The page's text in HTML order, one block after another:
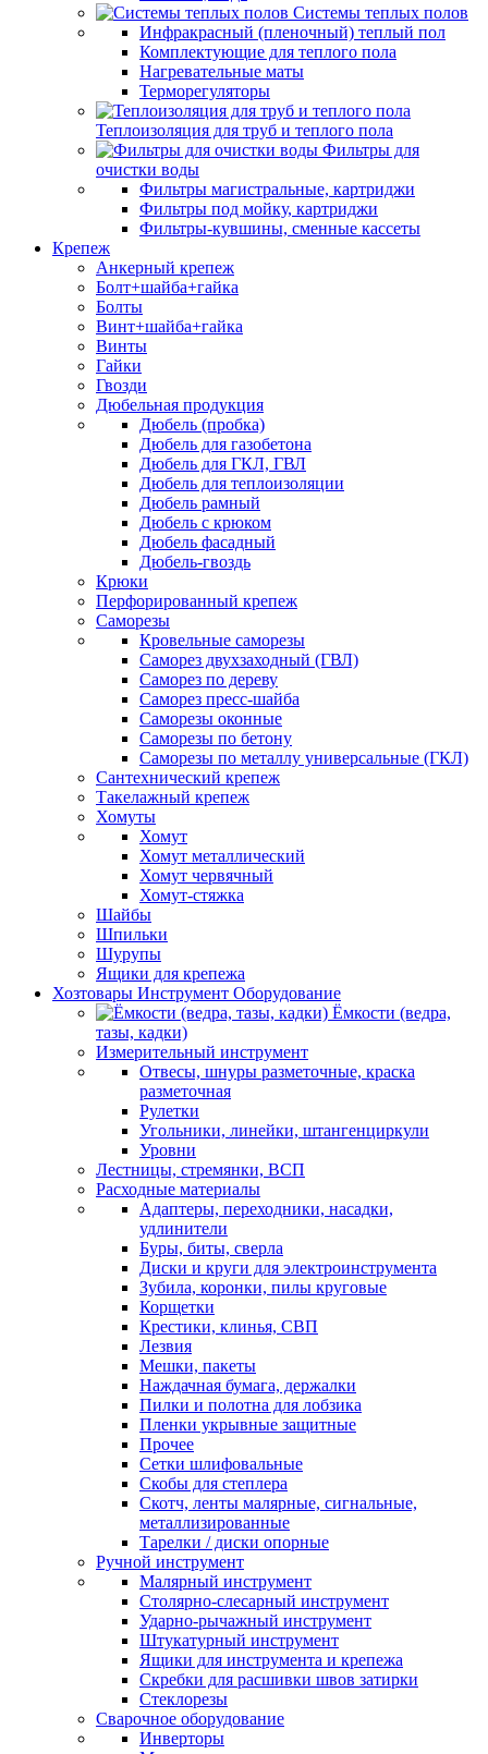
Системы теплых полов
Инфракрасный (пленочный) теплый пол
Комплектующие для теплого пола
Нагревательные маты
Терморегуляторы
Теплоизоляция для труб и теплого пола
Фильтры для
очистки воды
Фильтры магистральные, картриджи
Фильтры под мойку, картриджи
Фильтры-кувшины, сменные кассеты
Крепеж
Анкерный крепеж
Болт+шайба+гайка
Болты
Винт+шайба+гайка
Винты
Гайки
Гвозди
Дюбельная продукция
Дюбель (пробка)
Дюбель для газобетона
Дюбель для ГКЛ, ГВЛ
Дюбель для теплоизоляции
Дюбель рамный
Дюбель с крюком
Дюбель фасадный
Дюбель-гвоздь
Крюки
Перфорированный крепеж
Саморезы
Кровельные саморезы
Саморез двухзаходный (ГВЛ)
Саморез по дереву
Саморез пресс-шайба
Саморезы оконные
Саморезы по бетону
Саморезы по металлу универсальные (ГКЛ)
Сантехнический крепеж
Такелажный крепеж
Хомуты
Хомут
Хомут металлический
Хомут червячный
Хомут-стяжка
Шайбы
Шпильки
Шурупы
Ящики для крепежа
Хозтовары Инструмент Оборудование
Ёмкости (ведра,
тазы, кадки)
Измерительный инструмент
Отвесы, шнуры разметочные, краска
разметочная
Рулетки
Угольники, линейки, штангенциркули
Уровни
Лестницы, стремянки, ВСП
Расходные материалы
Адаптеры, переходники, насадки,
удлинители
Буры, биты, сверла
Диски и круги для электроинструмента
Зубила, коронки, пилы круговые
Корщетки
Крестики, клинья, СВП
Лезвия
Мешки, пакеты
Наждачная бумага, держалки
Пилки и полотна для лобзика
Пленки укрывные защитные
Прочее
Сетки шлифовальные
Скобы для степлера
Скотч, ленты малярные, сигнальные,
металлизированные
Тарелки / диски опорные
Ручной инструмент
Малярный инструмент
Столярно-слесарный инструмент
Ударно-рычажный инструмент
Штукатурный инструмент
Ящики для инструмента и крепежа
Скребки для расшивки швов затирки
Стеклорезы
Сварочное оборудование
Инверторы